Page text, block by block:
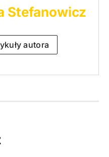
Stefanowicz
autora